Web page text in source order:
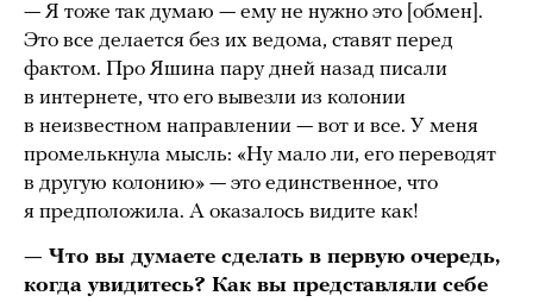
— Я тоже так думаю — ему не нужно это [обмен].
Это все делается без их ведома, ставят перед
фактом. Про Яшина пару дней назад писали
в интернете, что его вывезли из колонии
в неизвестном направлении — вот и все. У меня
промелькнула мысль: «Ну мало ли, его переводят
в другую колонию» — это единственное, что
я предположила. А оказалось видите как!
— Что вы думаете сделать в первую очередь,
когда увидитесь? Как вы представляли себе